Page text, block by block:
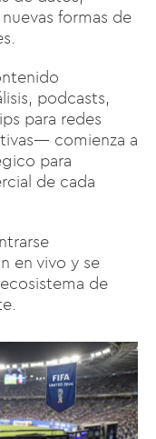
formas de
podcasts,
para redes
comienza a
para
de cada
en vivo y se
de